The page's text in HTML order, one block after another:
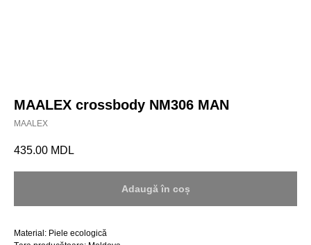
MAALEX crossbody NM306 MAN
MAALEX
435.00 MDL
Adaugă în coș
Material: Piele ecologică